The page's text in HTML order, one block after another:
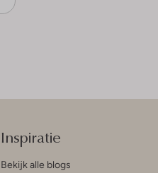
Inspiratie
Bekijk alle blogs